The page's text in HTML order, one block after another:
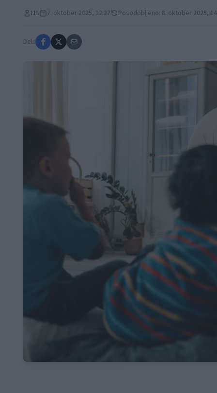
I.H. 7. oktober 2025, 12:27 Posodobljeno: 8. oktober 2025,
Deli: